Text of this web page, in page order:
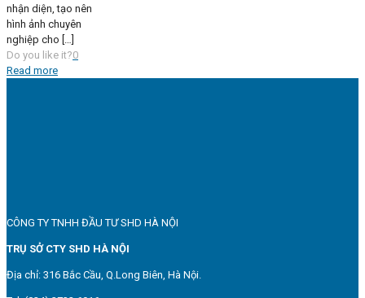
nhận diện, tạo nên
hình ảnh chuyên
nghiệp cho
Do you like it?0
Read more
CÔNG TY TNHH ĐẦU TƯ SHD HÀ NỘI
TRỤ SỞ CTY SHD HÀ NỘI
Địa chỉ: 316 Bắc Cầu, Q.Long Biên, Hà Nội.